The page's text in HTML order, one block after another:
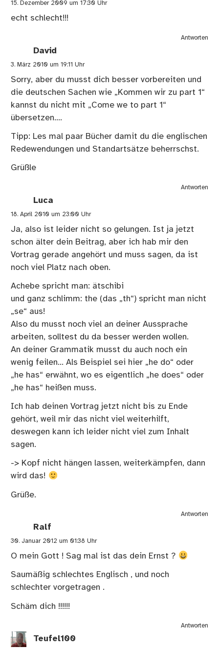
15. Dezember 2009 um 17:30 Uhr
echt schlecht!!!
Antworten
David
3. März 2010 um 19:11 Uhr
Sorry, aber du musst dich besser vorbereiten und
die deutschen Sachen wie „Kommen wir zu part 1“
kannst du nicht mit „Come we to part 1“
übersetzen….
Tipp: Les mal paar Bücher damit du die englischen
Redewendungen und Standartsätze beherrschst.
Grüßle
Antworten
Luca
18. April 2010 um 23:00 Uhr
Ja, also ist leider nicht so gelungen. Ist ja jetzt
schon älter dein Beitrag, aber ich hab mir den
Vortrag gerade angehört und muss sagen, da ist
noch viel Platz nach oben.
Achebe spricht man: ätschibi
und ganz schlimm: the (das „th“) spricht man nicht
„se“ aus!
Also du musst noch viel an deiner Aussprache
arbeiten, solltest du da besser werden wollen.
An deiner Grammatik musst du auch noch ein
wenig feilen… Als Beispiel sei hier „he do“ oder
„he has“ erwähnt, wo es eigentlich „he does“ oder
„he has“ heißen muss.
Ich hab deinen Vortrag jetzt nicht bis zu Ende
gehört, weil mir das nicht viel weiterhilft,
deswegen kann ich leider nicht viel zum Inhalt
sagen.
-> Kopf nicht hängen lassen, weiterkämpfen, dann
wird das!
Grüße.
Antworten
Ralf
30. Januar 2012 um 01:38 Uhr
O mein Gott ! Sag mal ist das dein Ernst ?
Saumäßig schlechtes Englisch , und noch
schlechter vorgetragen .
Schäm dich !!!!!!
Antworten
Teufel100